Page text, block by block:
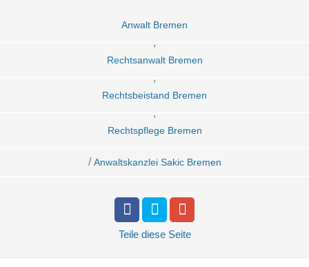
Anwalt Bremen
,
Rechtsanwalt Bremen
,
Rechtsbeistand Bremen
,
Rechtspflege Bremen
/ Anwaltskanzlei Sakic Bremen
Teile diese Seite